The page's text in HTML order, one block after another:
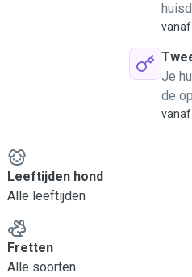
vanaf
Je
de
vanaf
Leeftijden hond
Alle leeftijden
Fretten
Alle soorten